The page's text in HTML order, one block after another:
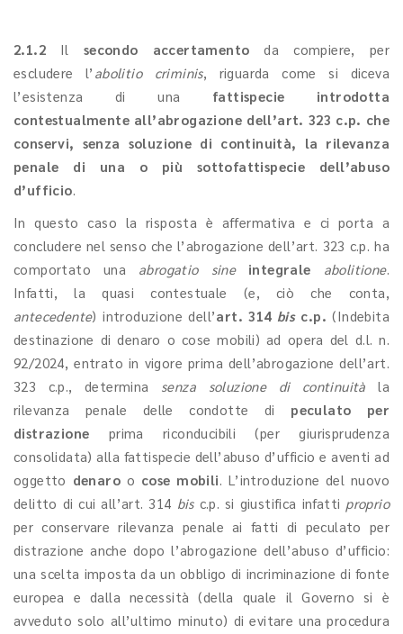
2.1.2 Il secondo accertamento da compiere, per
escludere l’ abolitio criminis, riguarda come si diceva
l’esistenza di una fattispecie introdotta
contestualmente all’abrogazione dell’art. 323 c.p. che
conservi, senza soluzione di continuità, la rilevanza
penale di una o più sottofattispecie dell’abuso
d’ufficio.
In questo caso la risposta è affermativa e ci porta a
concludere nel senso che l’abrogazione dell’art. 323 c.p. ha
comportato una abrogatio sine integrale abolitione.
Infatti, la quasi contestuale (e, ciò che conta,
antecedente) introduzione dell’art. 314 bisc.p.(Indebita
destinazione di denaro o cose mobili) ad opera del d.l. n.
92/2024, entrato in vigore prima dell’abrogazione dell’art.
323 c.p., determina senza soluzione di continuità la
rilevanza penale delle condotte di peculato per
distrazione prima riconducibili (per giurisprudenza
consolidata) alla fattispecie dell’abuso d’ufficio e aventi ad
oggetto denaroo cose mobili. L’introduzione del nuovo
delitto di cui all’art. 314 bisc.p. si giustifica infatti proprio
per conservare rilevanza penale ai fatti di peculato per
distrazione anche dopo l’abrogazione dell’abuso d’ufficio:
una scelta imposta da un obbligo di incriminazione di fonte
europea e dalla necessità (della quale il Governo si è
avveduto solo all’ultimo minuto) di evitare una procedura